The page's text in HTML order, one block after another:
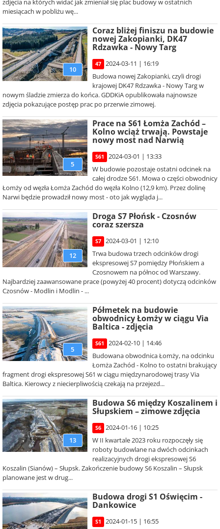
zdjęcia na których widać jak zmieniał się plac budowy w ostatnich
miesiącach w pobliżu wę...
10
Coraz bliżej finiszu na budowie
nowej Zakopianki, DK47
Rdzawka - Nowy Targ
47
2024-03-11 | 16:19
Budowa nowej Zakopianki, czyli drogi
krajowej DK47 Rdzawka - Nowy Targ w
nowym śladzie zmierza do końca. GDDKiA opublikowała najnowsze
zdjęcia pokazujące postęp prac po przerwie zimowej.
5
Prace na S61 Łomża Zachód –
Kolno wciąż trwają. Powstaje
nowy most nad Narwią
S61
2024-03-01 | 13:33
W budowie pozostaje ostatni odcinek na
całej drodze S61. Mowa o części obwodnicy
Łomży od węzła Łomża Zachód do węzła Kolno (12,9 km). Przez dolinę
Narwi będzie prowadził nowy most - oto jak wygląda j...
12
Droga S7 Płońsk - Czosnów
coraz szersza
S7
2024-03-01 | 12:10
Trwa budowa trzech odcinków drogi
ekspresowej S7 pomiędzy Płońskiem a
Czosnowem na północ od Warszawy.
Najbardziej zaawansowane prace (powyżej 40 procent) dotyczą odcinków
Czosnów - Modlin i Modlin - ...
5
Półmetek na budowie
obwodnicy Łomży w ciągu Via
Baltica - zdjęcia
S61
2024-02-10 | 14:46
Budowana obwodnica Łomży, na odcinku
Łomża Zachód - Kolno to ostatni brakujący
fragment drogi ekspresowej S61 w ciągu międzynarodowej trasy Via
Baltica. Kierowcy z niecierpliwością czekają na przejezd...
13
Budowa S6 między Koszalinem i
Słupskiem – zimowe zdjęcia
S6
2024-01-16 | 10:25
W II kwartale 2023 roku rozpoczęły się
roboty budowlane na dwóch odcinkach
realizacyjnych drogi ekspresowej S6
Koszalin (Sianów) – Słupsk. Zakończenie budowy S6 Koszalin – Słupsk
planowane jest w drug...
Budowa drogi S1 Oświęcim -
Dankowice
S1
2024-01-15 | 16:55